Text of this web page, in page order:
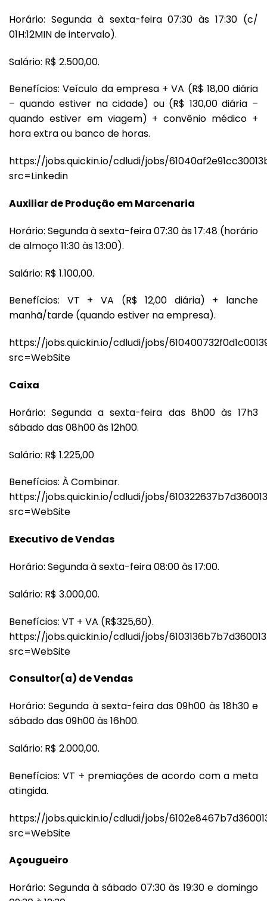
Horário: Segunda à sexta-feira 07:30 às 17:30 (c/
01H:12MIN de intervalo).
Salário: R$ 2.500,00.
Benefícios: Veículo da empresa + VA (R$ 18,00 diária
– quando estiver na cidade) ou (R$ 130,00 diária –
quando estiver em viagem) + convênio médico +
hora extra ou banco de horas.
https://jobs.quickin.io/cdludi/jobs/
src=Linkedin
Auxiliar de Produção em Marcenaria
Horário: Segunda à sexta-feira 07:30 às 17:48 (horário
de almoço 11:30 às 13:00).
Salário: R$ 1.100,00.
Benefícios: VT + VA (R$ 12,00 diária) + lanche
manhã/tarde (quando estiver na empresa).
https://jobs.quickin.io/cdludi/jobs/
src=WebSite
Caixa
Horário: Segunda a sexta-feira das 8h00 às 17h3
sábado das 08h00 às 12h00.
Salário: R$ 1.225,00
Benefícios: À Combinar.
https://jobs.quickin.io/cdludi/jobs/
src=WebSite
Executivo de Vendas
Horário: Segunda à sexta-feira 08:00 às 17:00.
Salário: R$ 3.000,00.
Benefícios: VT + VA (R$325,60).
https://jobs.quickin.io/cdludi/jobs/
src=WebSite
Consultor(a) de Vendas
Horário: Segunda à sexta-feira das 09h00 às 18h30 e
sábado das 09h00 às 16h00.
Salário: R$ 2.000,00.
Benefícios: VT + premiações de acordo com a meta
atingida.
https://jobs.quickin.io/cdludi/jobs/
src=WebSite
Açougueiro
Horário: Segunda à sábado 07:30 às 19:30 e domingo